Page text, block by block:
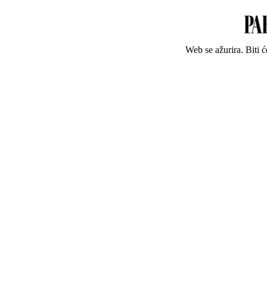
Web se ažurira. Biti